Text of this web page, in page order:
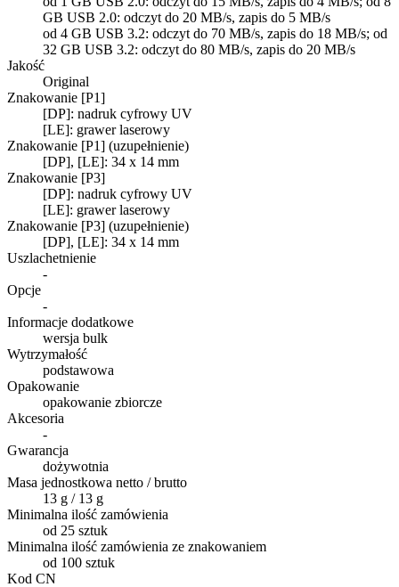
GB USB 2.0: odczyt do 20 MB/s, zapis do 5 MB/s
od 4 GB USB 3.2: odczyt do 70 MB/s, zapis do 18 MB/s; od
32 GB USB 3.2: odczyt do 80 MB/s, zapis do 20 MB/s
Jakość
Original
Znakowanie [P1]
[DP]: nadruk cyfrowy UV
[LE]: grawer laserowy
Znakowanie [P1] (uzupełnienie)
[DP], [LE]: 34 x 14 mm
Znakowanie [P3]
[DP]: nadruk cyfrowy UV
[LE]: grawer laserowy
Znakowanie [P3] (uzupełnienie)
[DP], [LE]: 34 x 14 mm
Uszlachetnienie
-
Opcje
-
Informacje dodatkowe
wersja bulk
Wytrzymałość
podstawowa
Opakowanie
opakowanie zbiorcze
Akcesoria
-
Gwarancja
dożywotnia
Masa jednostkowa netto / brutto
13 g / 13 g
Minimalna ilość zamówienia
od 25 sztuk
Minimalna ilość zamówienia ze znakowaniem
od 100 sztuk
Kod CN